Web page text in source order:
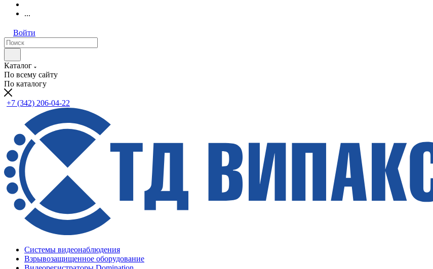
...
Войти
Каталог
По всему сайту
По каталогу
+7 (342) 206-04-22
Системы видеонаблюдения
Взрывозащищенное оборудование